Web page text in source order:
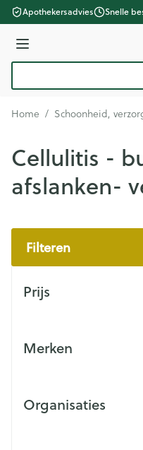
Ga naar de inhoud
Apothekersadvies Snelle
Menu
Home / Schoonheid,
Cellulitis -
afslanken-
Filteren
Prijs
Merken
Organisaties